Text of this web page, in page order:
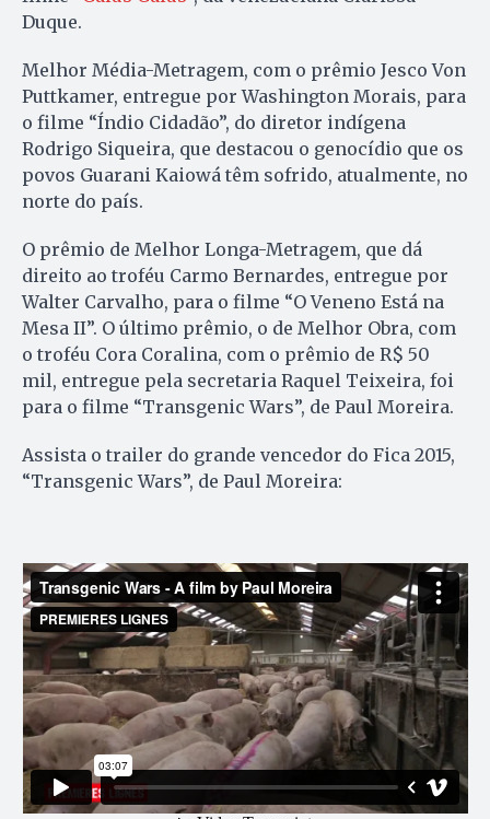
Duque.
Melhor Média-Metragem, com o prêmio Jesco Von
Puttkamer, entregue por Washington Morais, para
o filme “Índio Cidadão”, do diretor indígena
Rodrigo Siqueira, que destacou o genocídio que os
povos Guarani Kaiowá têm sofrido, atualmente, no
norte do país.
O prêmio de Melhor Longa-Metragem, que dá
direito ao troféu Carmo Bernardes, entregue por
Walter Carvalho, para o filme “O Veneno Está na
Mesa II”. O último prêmio, o de Melhor Obra, com
o troféu Cora Coralina, com o prêmio de R$ 50
mil, entregue pela secretaria Raquel Teixeira, foi
para o filme “Transgenic Wars”, de Paul Moreira.
Assista o trailer do grande vencedor do Fica 2015,
“Transgenic Wars”, de Paul Moreira: